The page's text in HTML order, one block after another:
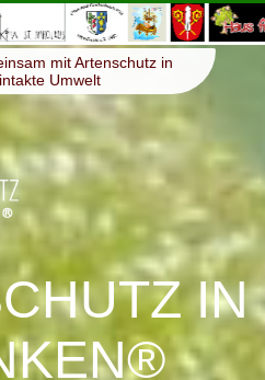
Menü ≡
mit Artenschutz in
Umwelt
IN